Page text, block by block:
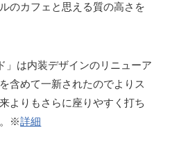
のカフェと思える質の高さを
」は内装デザインのリニューア
含めて一新されたのでよりス
よりもさらに座りやすく打ち
。※詳細